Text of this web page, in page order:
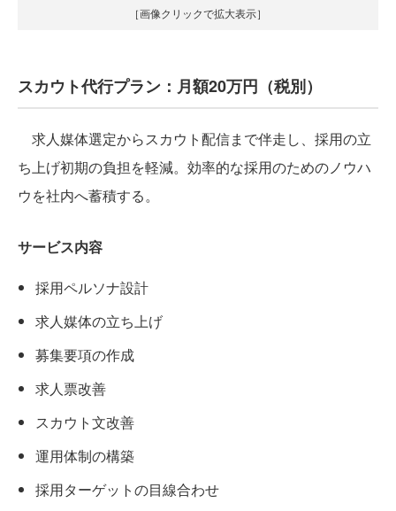
［画像クリックで拡大表示］
スカウト代行プラン：月額20万円（税別）
求人媒体選定からスカウト配信まで伴走し、採用の立
ち上げ初期の負担を軽減。効率的な採用のためのノウハ
ウを社内へ蓄積する。
サービス内容
採用ペルソナ設計
求人媒体の立ち上げ
募集要項の作成
求人票改善
スカウト文改善
運用体制の構築
採用ターゲットの目線合わせ